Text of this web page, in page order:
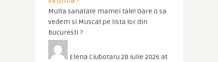
Multa sanatate mamei tale! Oare o sa
vedem si Muscat pe lista lor din
Bucuresti ?
Elena Ciubotaru 28 iulie 2026 at